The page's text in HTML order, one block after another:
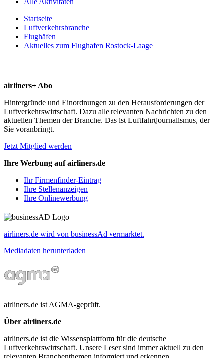
Startseite
Luftverkehrsbranche
Flughäfen
Aktuelles zum Flughafen Rostock-Laage
airliners+ Abo
Hintergründe und Einordnungen zu den Herausforderungen der
Luftverkehrswirtschaft. Dazu alle relevanten Nachrichten zu den
aktuellen Themen der Branche. Das ist Luftfahrtjournalismus, der
Sie voranbringt.
Jetzt Mitglied werden
Ihre Werbung auf airliners.de
Ihr Firmenfinder-Eintrag
Ihre Stellenanzeigen
Ihre Onlinewerbung
airliners.de wird von businessAd vermarktet.
Mediadaten herunterladen
airliners.de ist AGMA-geprüft.
Über airliners.de
airliners.de ist die Wissensplattform für die deutsche
Luftverkehrswirtschaft. Unsere Leser sind immer aktuell zu den
relevanten Branchenthemen informiert und erkennen